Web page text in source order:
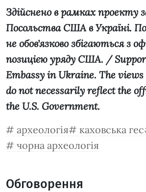
Здійснено в рамках проекту
Посольства США в Україні.
не обовʼязково збігаються з
позицією уряду США. /
Embassy in Ukraine. The
do not necessarily reflect the
the U.S. Government.
археологія
каховська гес
чорна археологія
Обговорення